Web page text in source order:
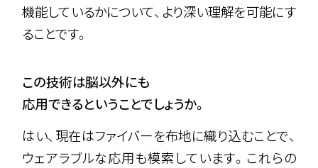
機能しているかについて、より深い理解を可能にす
ることです。
この技術は脳以外にも
応用できるということでしょうか。
はい、現在はファイバーを布地に織り込むことで、
ウェアラブルな応用も模索しています。これらの